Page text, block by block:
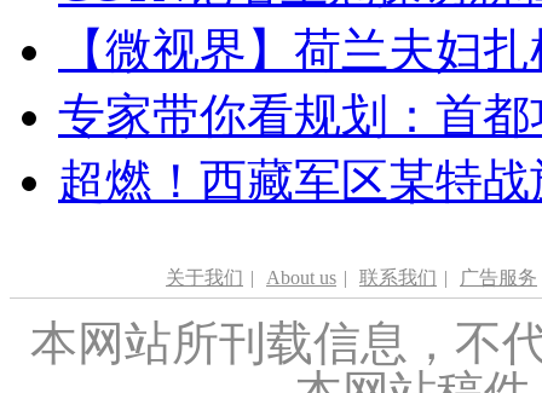
【微视界】荷兰夫妇
专家带你看规划：首
超燃！西藏军区某特
关于我们 | About us | 联系我们 | 广告服务
本网站所刊载信息，不